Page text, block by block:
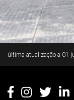
última atualização a 01